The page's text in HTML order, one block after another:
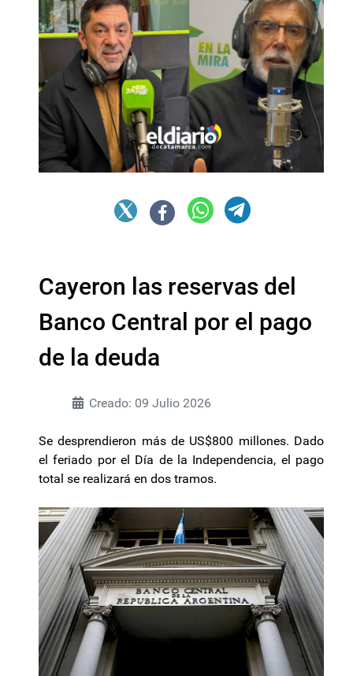
Cayeron las reservas del
Banco Central por el pago
de la deuda
Creado: 09 Julio 2026
Se desprendieron más de US$800 millones. Dado
el feriado por el Día de la Independencia, el pago
total se realizará en dos tramos.